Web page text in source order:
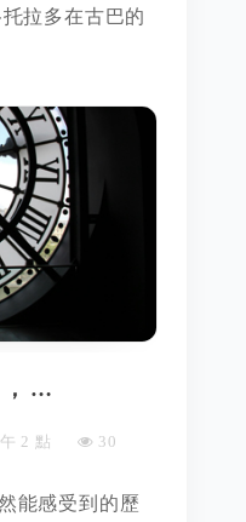
拉多在古巴的
，…
2 點 30
能感受到的歷